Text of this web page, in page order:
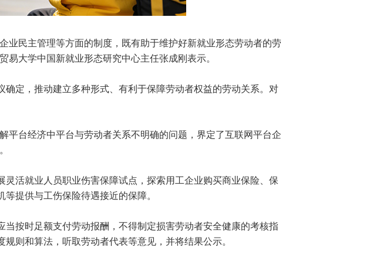
民主管理等方面的制度，既有助于维护好新就业形态劳动者的劳
易大学中国新就业形态研究中心主任张成刚表示。
定，推动建立多种形式、有利于保障劳动者权益的劳动关系。对
台经济中平台与劳动者关系不明确的问题，界定了互联网平台企
活就业人员职业伤害保障试点，探索用工企业购买商业保险、保
提供与工伤保险待遇接近的保障。
按时足额支付劳动报酬，不得制定损害劳动者安全健康的考核指
则和算法，听取劳动者代表等意见，并将结果公示。